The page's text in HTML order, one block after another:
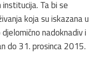
Ta bi se
koja su iskazana u
nadoknadiv i
do 31. prosinca 2015.